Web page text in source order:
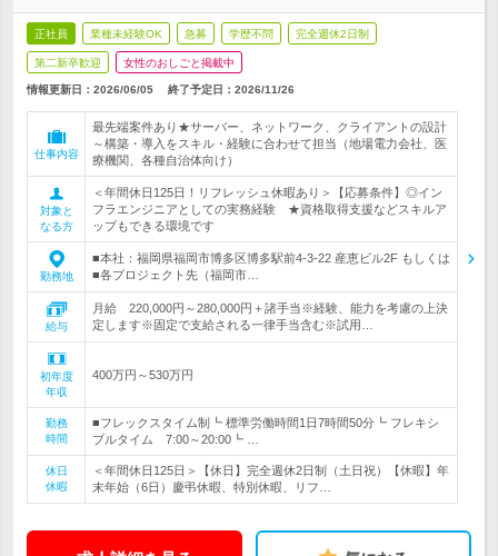
正社員 業種未経験OK 急募 学歴不問 完全週休2日制
第二新卒歓迎 女性のおしごと掲載中
情報更新日：2026/06/05 終了予定日： 2026/11/26
仕事内容
最先端案件あり★サーバー、ネットワーク、クライアントの設計
～構築・導入をスキル・経験に合わせて担当（地場電力会社、医
療機関、各種自治体向け）
対象と
なる方
＜年間休日125日！リフレッシュ休暇あり＞【応募条件】◎イン
フラエンジニアとしての実務経験 ★資格取得支援などスキルア
ップもできる環境です
勤務地
■本社：福岡県福岡市博多区博多駅前4-3-22 産恵ビル2F もしくは
■各プロジェクト先（福岡市…
給与
月給 220,000円～280,000円＋諸手当※経験、能力を考慮の上決
定します※固定で支給される一律手当含む※試用…
初年度
年収
400万円～530万円
勤務
時間
■フレックスタイム制┗ 標準労働時間1日7時間50分┗ フレキシ
ブルタイム 7:00～20:00┗ …
休日
休暇
＜年間休日125日＞【休日】完全週休2日制（土日祝）【休暇】年
末年始（6日）慶弔休暇、特別休暇、リフ…